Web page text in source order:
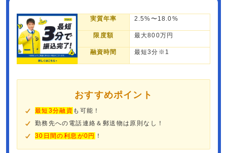
実質年率 2.5%〜18.0%
限度額 最大800万円
融資時間 最短3分※1
おすすめポイント
最短3分融資 も可能！
勤務先への電話連絡＆郵送物は原則なし！
30日間の利息が0円
！